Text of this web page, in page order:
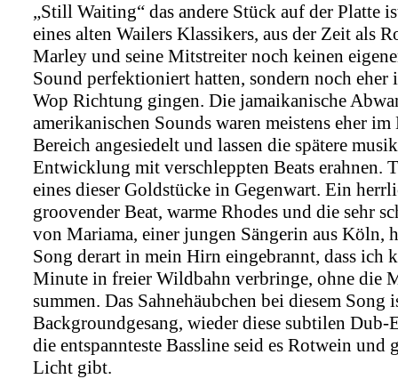
„Still Waiting“ das andere Stück auf der Platte
eines alten Wailers Klassikers, aus der Zeit als
Marley und seine Mitstreiter noch keinen
Sound perfektioniert hatten, sondern noch eher
Wop Richtung gingen. Die jamaikanische
amerikanischen Sounds waren meistens eher
Bereich angesiedelt und lassen die spätere
Entwicklung mit verschleppten Beats erahnen.
eines dieser Goldstücke in Gegenwart. Ein
groovender Beat, warme Rhodes und die sehr
von Mariama, einer jungen Sängerin aus Köln,
Song derart in mein Hirn eingebrannt, dass ich
Minute in freier Wildbahn verbringe, ohne die
summen. Das Sahnehäubchen bei diesem Song
Backgroundgesang, wieder diese subtilen
die entspannteste Bassline seid es Rotwein und
Licht gibt.